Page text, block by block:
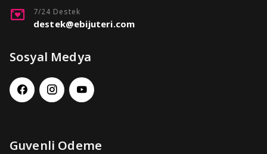
7/24 Destek
destek@ebijuteri.com
Sosyal Medya
Guvenli Odeme